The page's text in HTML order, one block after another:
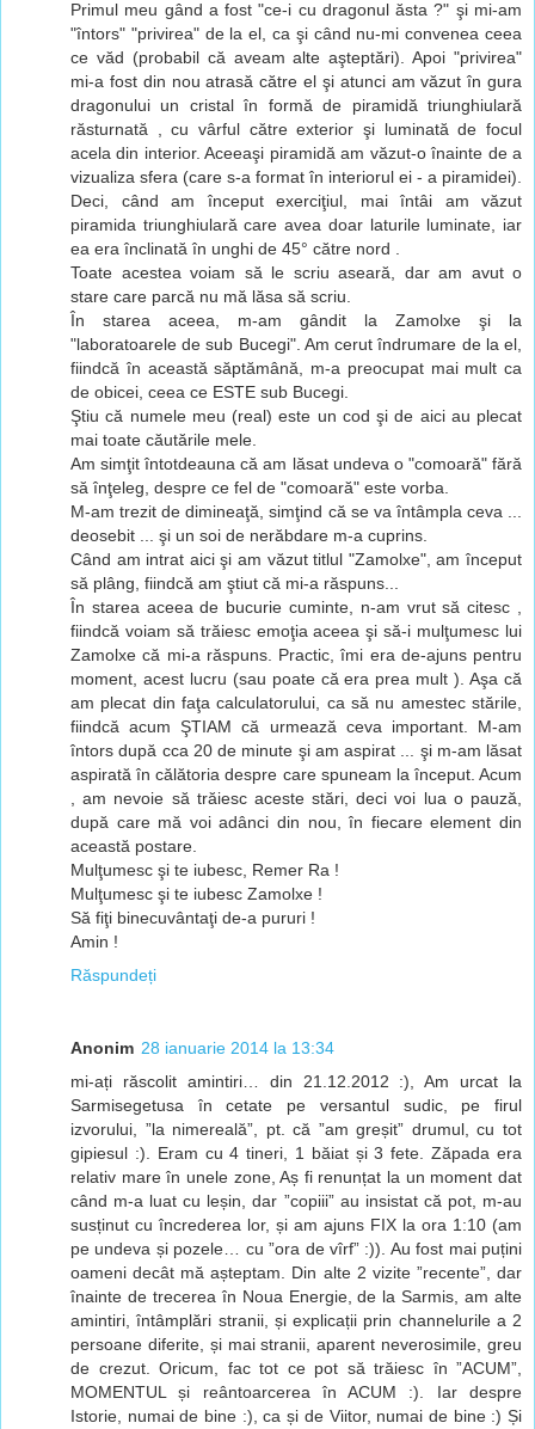
Primul meu gând a fost "ce-i cu dragonul ăsta ?" şi mi-am
"întors" "privirea" de la el, ca şi când nu-mi convenea ceea
ce văd (probabil că aveam alte aşteptări). Apoi "privirea"
mi-a fost din nou atrasă către el şi atunci am văzut în gura
dragonului un cristal în formă de piramidă triunghiulară
răsturnată , cu vârful către exterior şi luminată de focul
acela din interior. Aceeaşi piramidă am văzut-o înainte de a
vizualiza sfera (care s-a format în interiorul ei - a piramidei).
Deci, când am început exerciţiul, mai întâi am văzut
piramida triunghiulară care avea doar laturile luminate, iar
ea era înclinată în unghi de 45° către nord .
Toate acestea voiam să le scriu aseară, dar am avut o
stare care parcă nu mă lăsa să scriu.
În starea aceea, m-am gândit la Zamolxe şi la
"laboratoarele de sub Bucegi". Am cerut îndrumare de la el,
fiindcă în această săptămână, m-a preocupat mai mult ca
de obicei, ceea ce ESTE sub Bucegi.
Ştiu că numele meu (real) este un cod şi de aici au plecat
mai toate căutările mele.
Am simţit întotdeauna că am lăsat undeva o "comoară" fără
să înţeleg, despre ce fel de "comoară" este vorba.
M-am trezit de dimineaţă, simţind că se va întâmpla ceva ...
deosebit ... şi un soi de nerăbdare m-a cuprins.
Când am intrat aici şi am văzut titlul "Zamolxe", am început
să plâng, fiindcă am ştiut că mi-a răspuns...
În starea aceea de bucurie cuminte, n-am vrut să citesc ,
fiindcă voiam să trăiesc emoţia aceea şi să-i mulţumesc lui
Zamolxe că mi-a răspuns. Practic, îmi era de-ajuns pentru
moment, acest lucru (sau poate că era prea mult ). Aşa că
am plecat din faţa calculatorului, ca să nu amestec stările,
fiindcă acum ŞTIAM că urmează ceva important. M-am
întors după cca 20 de minute şi am aspirat ... şi m-am lăsat
aspirată în călătoria despre care spuneam la început. Acum
, am nevoie să trăiesc aceste stări, deci voi lua o pauză,
după care mă voi adânci din nou, în fiecare element din
această postare.
Mulţumesc şi te iubesc, Remer Ra !
Mulţumesc şi te iubesc Zamolxe !
Să fiţi binecuvântaţi de-a pururi !
Amin !
Răspundeți
Anonim 28 ianuarie 2014 la 13:34
mi-ați răscolit amintiri… din 21.12.2012 :), Am urcat la
Sarmisegetusa în cetate pe versantul sudic, pe firul
izvorului, ”la nimereală”, pt. că ”am greșit” drumul, cu tot
gipiesul :). Eram cu 4 tineri, 1 băiat și 3 fete. Zăpada era
relativ mare în unele zone, Aș fi renunțat la un moment dat
când m-a luat cu leșin, dar ”copiii” au insistat că pot, m-au
susținut cu încrederea lor, și am ajuns FIX la ora 1:10 (am
pe undeva și pozele… cu ”ora de vîrf” :)). Au fost mai puțini
oameni decât mă așteptam. Din alte 2 vizite ”recente”, dar
înainte de trecerea în Noua Energie, de la Sarmis, am alte
amintiri, întâmplări stranii, și explicații prin channelurile a 2
persoane diferite, și mai stranii, aparent neverosimile, greu
de crezut. Oricum, fac tot ce pot să trăiesc în ”ACUM”,
MOMENTUL și reântoarcerea în ACUM :). Iar despre
Istorie, numai de bine :), ca și de Viitor, numai de bine :) Și